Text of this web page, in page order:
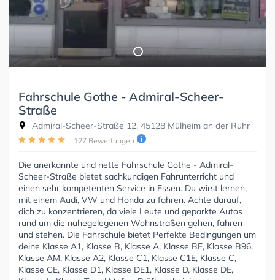
Fahrschule Gothe - Admiral-Scheer-
Straße
Admiral-Scheer-Straße 12, 45128 Mülheim an der Ruhr
127 Bewertungen
Die anerkannte und nette Fahrschule Gothe - Admiral-
Scheer-Straße bietet sachkundigen Fahrunterricht und
einen sehr kompetenten Service in Essen. Du wirst lernen,
mit einem Audi, VW und Honda zu fahren. Achte darauf,
dich zu konzentrieren, da viele Leute und geparkte Autos
rund um die nahegelegenen Wohnstraßen gehen, fahren
und stehen. Die Fahrschule bietet Perfekte Bedingungen um
deine Klasse A1, Klasse B, Klasse A, Klasse BE, Klasse B96,
Klasse AM, Klasse A2, Klasse C1, Klasse C1E, Klasse C,
Klasse CE, Klasse D1, Klasse DE1, Klasse D, Klasse DE,